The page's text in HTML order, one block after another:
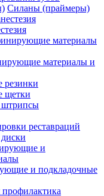
Силаны (праймеры)
материалы и
резинки
щетки
реставраций
и подкладочные